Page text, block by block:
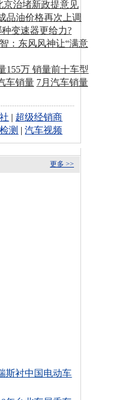
京治堵新政提意见
品油价格再次上调
变速器更给力?
：东风风神让“满意
155万 销量前十车型
车销量 7月汽车销量
| 超级经销商
测 |汽车视频
更多 >>
斯衬中国电动车